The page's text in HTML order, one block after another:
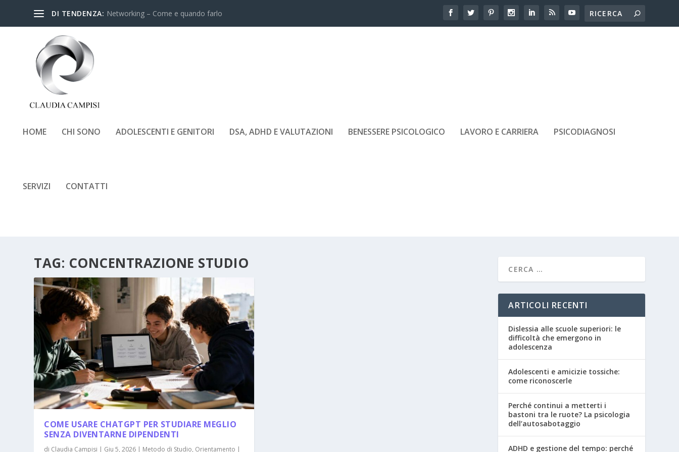
DI TENDENZA: Networking – Come e quando farlo
HOME CHI SONO ADOLESCENTI E GENITORI DSA, ADHD E VALUTAZIONI BENESSERE PSICOLOGICO LAVORO E CARRIERA PSICODIAGNOSI
SERVIZI CONTATTI
TAG: CONCENTRAZIONE STUDIO
COME USARE CHATGPT PER STUDIARE MEGLIO
SENZA DIVENTARNE DIPENDENTI
di Claudia Campisi | Giu 5, 2026 | Metodo di Studio, Orientamento |
ARTICOLI RECENTI
Dislessia alle scuole superiori: le
difficoltà che emergono in
adolescenza
Adolescenti e amicizie tossiche:
come riconoscerle
Perché continui a metterti i
bastoni tra le ruote? La psicologia
dell’autosabotaggio
ADHD e gestione del tempo: perché